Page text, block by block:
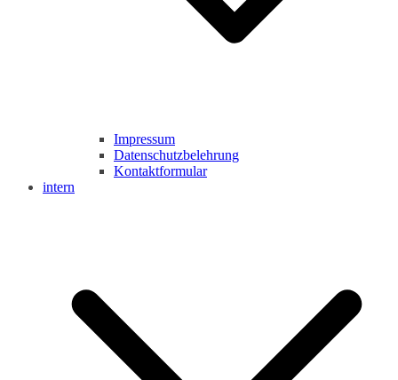
Impressum
Datenschutzbelehrung
Kontaktformular
intern